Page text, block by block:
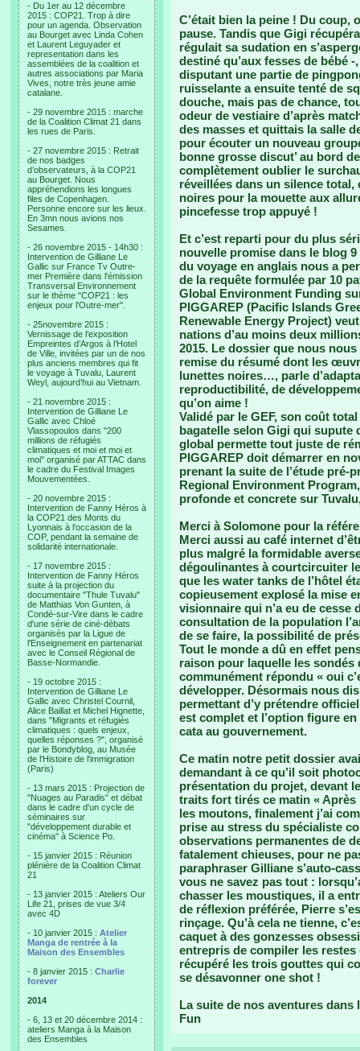
- Du 1er au 12 décembre
2015 : COP21. Trop à dire
pour un agenda. Observation
au Bourget avec Linda Cohen
et Laurent Leguyader et
representation dans les
assemblées de la coalition et
autres associations par Maria
Vives, notre très jeune amie
catalane.
- 29 novembre 2015 : marche
de la Coalition Climat 21 dans
les rues de Paris.
- 27 novembre 2015 : Retrait
de nos badges
d’observateurs, à la COP21
au Bourget. Nous
appréhendions les longues
files de Copenhagen.
Personne encore sur les lieux.
En 3mn nous avions nos
Sesames.
- 26 novembre 2015 - 14h30 :
Intervention de Gilliane Le
Gallic sur France Tv Outre-
mer Première dans l'émission
Transversal Environnement
sur le thème "COP21 : les
enjeux pour l'Outre-mer".
- 25novembre 2015 :
Vernissage de l’exposition
Empreintes d’Argos à l’Hotel
de Ville, invitées par un de nos
plus anciens membres qui fit
le voyage à Tuvalu, Laurent
Weyl, aujourd’hui au Vietnam.
- 21 novembre 2015 :
Intervention de Gilliane Le
Gallic avec Chloé
Vlassopoulos dans "200
millions de réfugiés
climatiques et moi et moi et
moi" organisé par ATTAC dans
le cadre du Festival Images
Mouvementées.
- 20 novembre 2015 :
Intervention de Fanny Héros à
la COP21 des Monts du
Lyonnais à l'occasion de la
COP, pendant la semaine de
solidarité internationale.
- 17 novembre 2015 :
Intervention de Fanny Héros
suite à la projection du
documentaire "Thule Tuvalu"
de Matthias Von Gunten, à
Condé-sur-Vire dans le cadre
d'une série de ciné-débats
organisés par la Ligue de
l'Enseignement en partenariat
avec le Conseil Régional de
Basse-Normandie.
- 19 octobre 2015 :
Intervention de Gilliane Le
Gallic avec Christel Cournil,
Alice Baillat et Michel Hignette,
dans "Migrants et réfugiés
climatiques : quels enjeux,
quelles réponses ?", organisé
par le Bondyblog, au Musée
de l'Histoire de l'immigration
(Paris)
- 13 mars 2015 : Projection de
"Nuages au Paradis" et débat
dans le cadre d'un cycle de
séminaires sur
"développement durable et
cinéma" à Science Po.
- 15 janvier 2015 : Réunion
plénière de la Coalition Climat
21
- 13 janvier 2015 : Ateliers Our
Life 21, prises de vue 3/4
avec 4D
- 10 janvier 2015 : Atelier
Manga de rentrée à la
Maison des Ensembles
- 8 janvier 2015 : Charlie
forever
2014
- 6, 13 et 20 décembre 2014 :
ateliers Manga à la Maison
des Ensembles
C’était bien la peine ! Du coup,
pause. Tandis que Gigi
régulait sa sudation en
destiné qu’aux fesses de bébé
disputant une partie de
ruisselante a ensuite tenté de
douche, mais pas de chance,
odeur de vestiaire d’après
des masses et quittais la salle
pour écouter un nouveau
bonne grosse discut’ au bord
complètement oublier le
réveillées dans un silence total,
noires pour la mouette aux
pincefesse trop appuyé !
Et c’est reparti pour du plus
nouvelle promise dans le blog
du voyage en anglais nous a
de la requête formulée par 10
Global Environment Funding
PIGGAREP (Pacific Islands
Renewable Energy Project)
nations d’au moins deux
2015. Le dossier que nous
remise du résumé dont les
lunettes noires…, parle
reproductibilité, de
qu’on aime !
Validé par le GEF, son coût
bagatelle selon Gigi qui supute
global permette tout juste de
PIGGAREP doit démarrer en
prenant la suite de l’étude pré-
Regional Environment
profonde et concrete sur
Merci à Solomone pour la
Merci aussi au café internet
plus malgré la formidable
dégoulinantes à courtcircuiter
que les water tanks de l’hôtel
copieusement explosé la mise
visionnaire qui n’a eu de cesse
consultation de la population
de se faire, la possibilité de
Tout le monde a dû en effet
raison pour laquelle les
communément répondu « oui
développer. Désormais nous
permettant d’y prétendre
est complet et l’option figure
cata au gouvernement.
Ce matin notre petit dossier
demandant à ce qu’il soit
présentation du projet, devant
traits fort tirés ce matin « Après
les moutons, finalement j’ai
prise au stress du spécialiste
observations permanentes de
fatalement chieuses, pour ne
paraphraser Gilliane s’auto-
vous ne savez pas tout :
chasser les moustiques, il a
de réflexion préférée, Pierre
rinçage. Qu’à cela ne tienne,
caquet à des gonzesses
entrepris de compiler les
récupéré les trois gouttes qui
se désavonner one shot !
La suite de nos aventures dans
Fun